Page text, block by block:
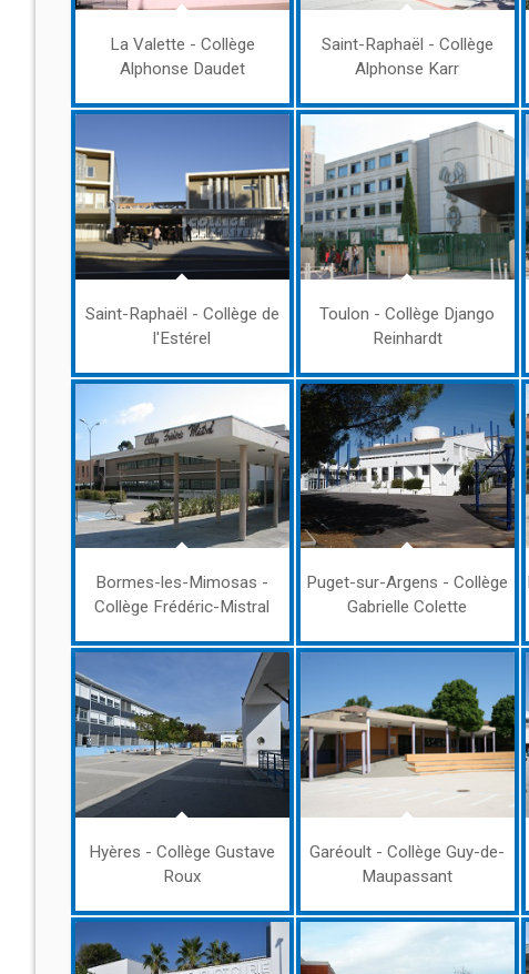
La Valette - Collège
Alphonse Daudet
Saint-Raphaël - Collège
Alphonse Karr
Saint-Raphaël - Collège de
l'Estérel
Toulon - Collège Django
Reinhardt
Bormes-les-Mimosas -
Collège Frédéric-Mistral
Puget-sur-Argens - Collège
Gabrielle Colette
Hyères - Collège Gustave
Roux
Garéoult - Collège Guy-de-
Maupassant